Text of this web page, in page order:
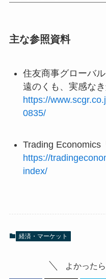
主な参照資料
住友商事グローバ
遠のくも、実感なき
https://
0835/
Trading Economics
https://
index/
経済・マーケット
よかった